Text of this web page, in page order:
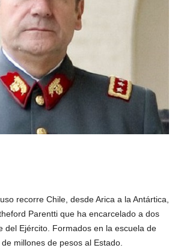
recorre Chile, desde Arica a la Antártica,
Parentti que ha encarcelado a dos
del Ejército. Formados en la escuela de
millones de pesos al Estado.